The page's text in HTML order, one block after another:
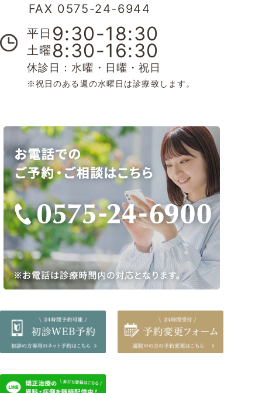
FAX 0575-24-6944
平日 9:30-18:30
土曜 8:30-16:30
休診日：水曜・日曜・祝日
※祝日のある週の水曜日は診療致します。